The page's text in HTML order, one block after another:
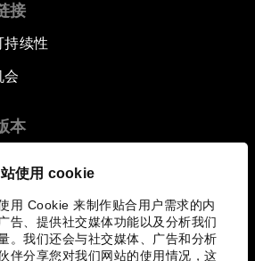
使用 cookie
用 Cookie 来制作贴合用户需求的内
告、提供社交媒体功能以及分析我们
。我们还会与社交媒体、广告和分析
伴分享您对我们网站的使用情况，这
接
持续性
会
本